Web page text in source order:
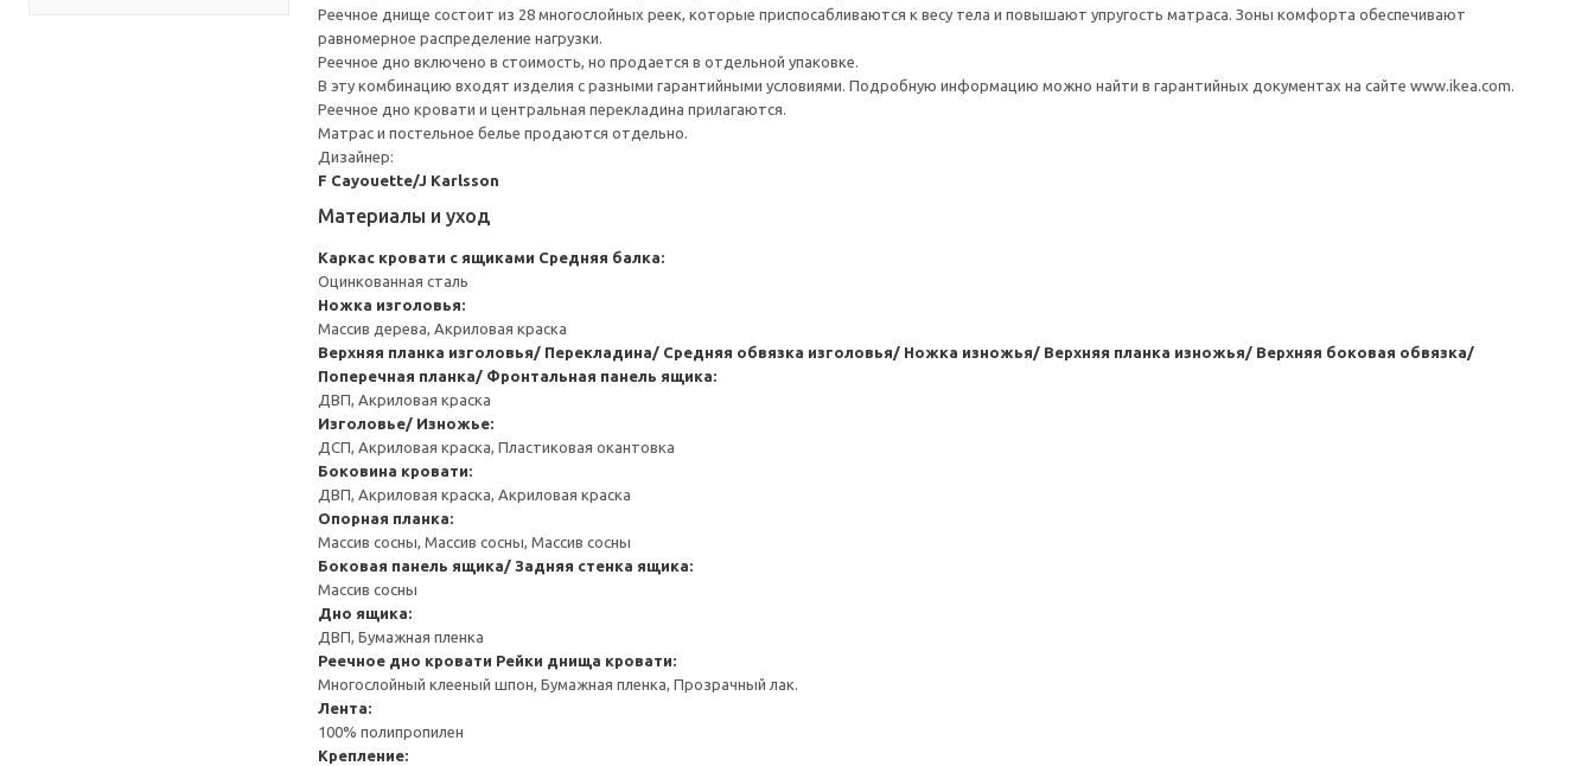
Реечное днище состоит из 28 многослойных реек, которые приспосабливаются к весу тела и повышают упругость матраса. Зоны комфорта обеспечивают
равномерное распределение нагрузки.
Реечное дно включено в стоимость, но продается в отдельной упаковке.
В эту комбинацию входят изделия с разными гарантийными условиями. Подробную информацию можно найти в гарантийных документах на сайте www.ikea.com.
Реечное дно кровати и центральная перекладина прилагаются.
Матрас и постельное белье продаются отдельно.
Дизайнер:
F Cayouette/J Karlsson
Материалы и уход
Каркас кровати с ящиками Средняя балка:
Оцинкованная сталь
Ножка изголовья:
Массив дерева, Акриловая краска
Верхняя планка изголовья/ Перекладина/ Средняя обвязка изголовья/ Ножка изножья/ Верхняя планка изножья/ Верхняя боковая обвязка/
Поперечная планка/ Фронтальная панель ящика:
ДВП, Акриловая краска
Изголовье/ Изножье:
ДСП, Акриловая краска, Пластиковая окантовка
Боковина кровати:
ДВП, Акриловая краска, Акриловая краска
Опорная планка:
Массив сосны, Массив сосны, Массив сосны
Боковая панель ящика/ Задняя стенка ящика:
Массив сосны
Дно ящика:
ДВП, Бумажная пленка
Реечное дно кровати Рейки днища кровати:
Многослойный клееный шпон, Бумажная пленка, Прозрачный лак.
Лента:
100% полипропилен
Крепление: